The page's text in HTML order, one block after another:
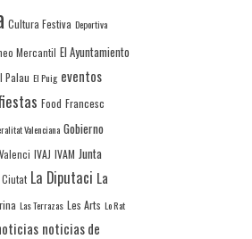
Cultura Festiva Deportiva
Mercantil El Ayuntamiento
Palau El Puig eventos
Food Francesc
Valenciana Gobierno
IVAJ IVAM Junta
Ciutat La Diputaci La
Las Terrazas Les Arts Lo Rat
noticias de